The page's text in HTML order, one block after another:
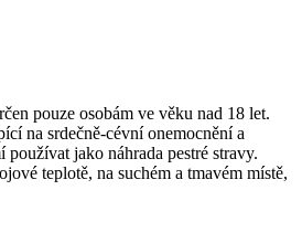
pouze osobám ve věku nad 18 let.
na srdečně-cévní onemocnění a
používat jako náhrada pestré stravy.
teplotě, na suchém a tmavém místě,